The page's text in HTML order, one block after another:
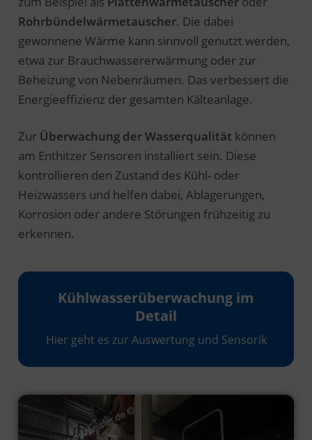
Rohrbündelwärmetauscher. Die dabei
gewonnene Wärme kann sinnvoll genutzt werden,
etwa zur Brauchwassererwärmung oder zur
Beheizung von Nebenräumen. Das verbessert die
Energieeffizienz der gesamten Kälteanlage.
Zur Überwachung der Wasserqualität können
am Enthitzer Sensoren installiert sein. Diese
kontrollieren den Zustand des Kühl- oder
Heizwassers und helfen dabei, Ablagerungen,
Korrosion oder andere Störungen frühzeitig zu
erkennen.
Kühlwasserüberwachung im
Detail
Hier geht es zur Auswertung und Sensorik